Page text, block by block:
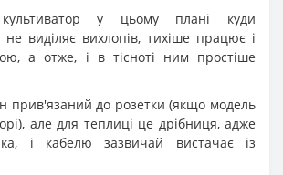
у цьому плані куди
виділяє вихлопів, тихіше працює і
а отже, і в тісноті ним простіше
прив'язаний до розетки (якщо модель
але для теплиці це дрібниця, адже
і кабелю зазвичай вистачає із